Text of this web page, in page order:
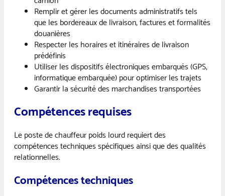
Remplir et gérer les documents administratifs tels
que les bordereaux de livraison, factures et formalités
douanières
Respecter les horaires et itinéraires de livraison
prédéfinis
Utiliser les dispositifs électroniques embarqués (GPS,
informatique embarquée) pour optimiser les trajets
Garantir la sécurité des marchandises transportées
Compétences requises
Le poste de chauffeur poids lourd requiert des
compétences techniques spécifiques ainsi que des qualités
relationnelles.
Compétences techniques